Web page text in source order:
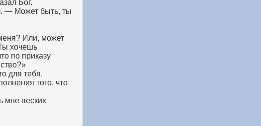
Бог.
— Может быть, ты
Или, может
хочешь
по приказу
для тебя,
того, что
мне веских